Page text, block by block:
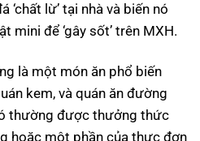
lừ’ tại nhà và biến nó
mini để ‘gây sốt’ trên MXH.
là một món ăn phổ biến
kem, và quán ăn đường
thường được thưởng thức
hoặc một phần của thực đơn